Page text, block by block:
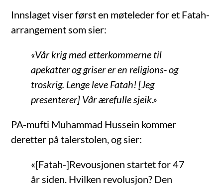
Innslaget viser først en møteleder for et Fatah-
arrangement som sier:
«Vår krig med etterkommerne til
apekatter og griser er en religions- og
troskrig. Lenge leve Fatah! [Jeg
presenterer] Vår ærefulle sjeik.»
PA-mufti Muhammad Hussein kommer
deretter på talerstolen, og sier:
«[Fatah-]Revousjonen startet for 47
år siden. Hvilken revolusjon? Den